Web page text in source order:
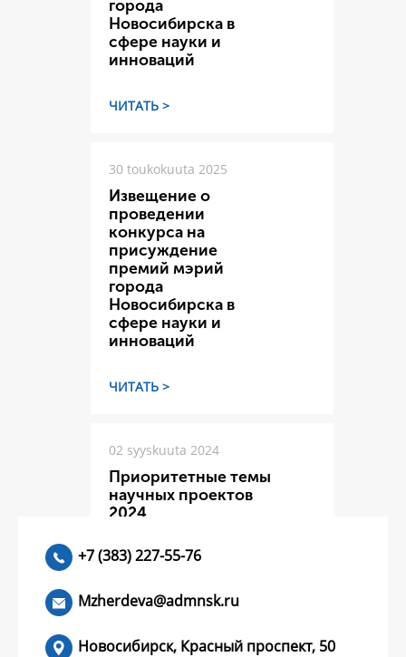
города
Новосибирска в
сфере науки и
инноваций
ЧИТАТЬ >
30 toukokuuta 2025
Извещение о
проведении
конкурса на
присуждение
премий мэрий
города
Новосибирска в
сфере науки и
инноваций
ЧИТАТЬ >
02 syyskuuta 2024
Приоритетные темы
научных проектов
2024
ЧИТАТЬ >
+7 (383) 227-55-76
Mzherdeva@admnsk.ru
Новосибирск, Красный проспект, 50